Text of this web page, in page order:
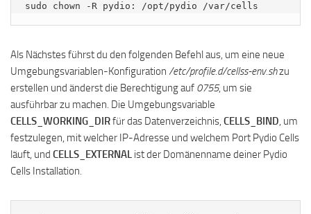
sudo chown -R pydio: /opt/pydio /var/cells
Als Nächstes führst du den folgenden Befehl aus, um eine neue
Umgebungsvariablen-Konfiguration /etc/profile.d/cellss-env.shzu
erstellen und änderst die Berechtigung auf 0755, um sie
ausführbar zu machen. Die Umgebungsvariable
CELLS_WORKING_DIRfür das Datenverzeichnis, CELLS_BIND, um
festzulegen, mit welcher IP-Adresse und welchem Port Pydio Cells
läuft, und CELLS_EXTERNAL ist der Domänenname deiner Pydio
Cells Installation.